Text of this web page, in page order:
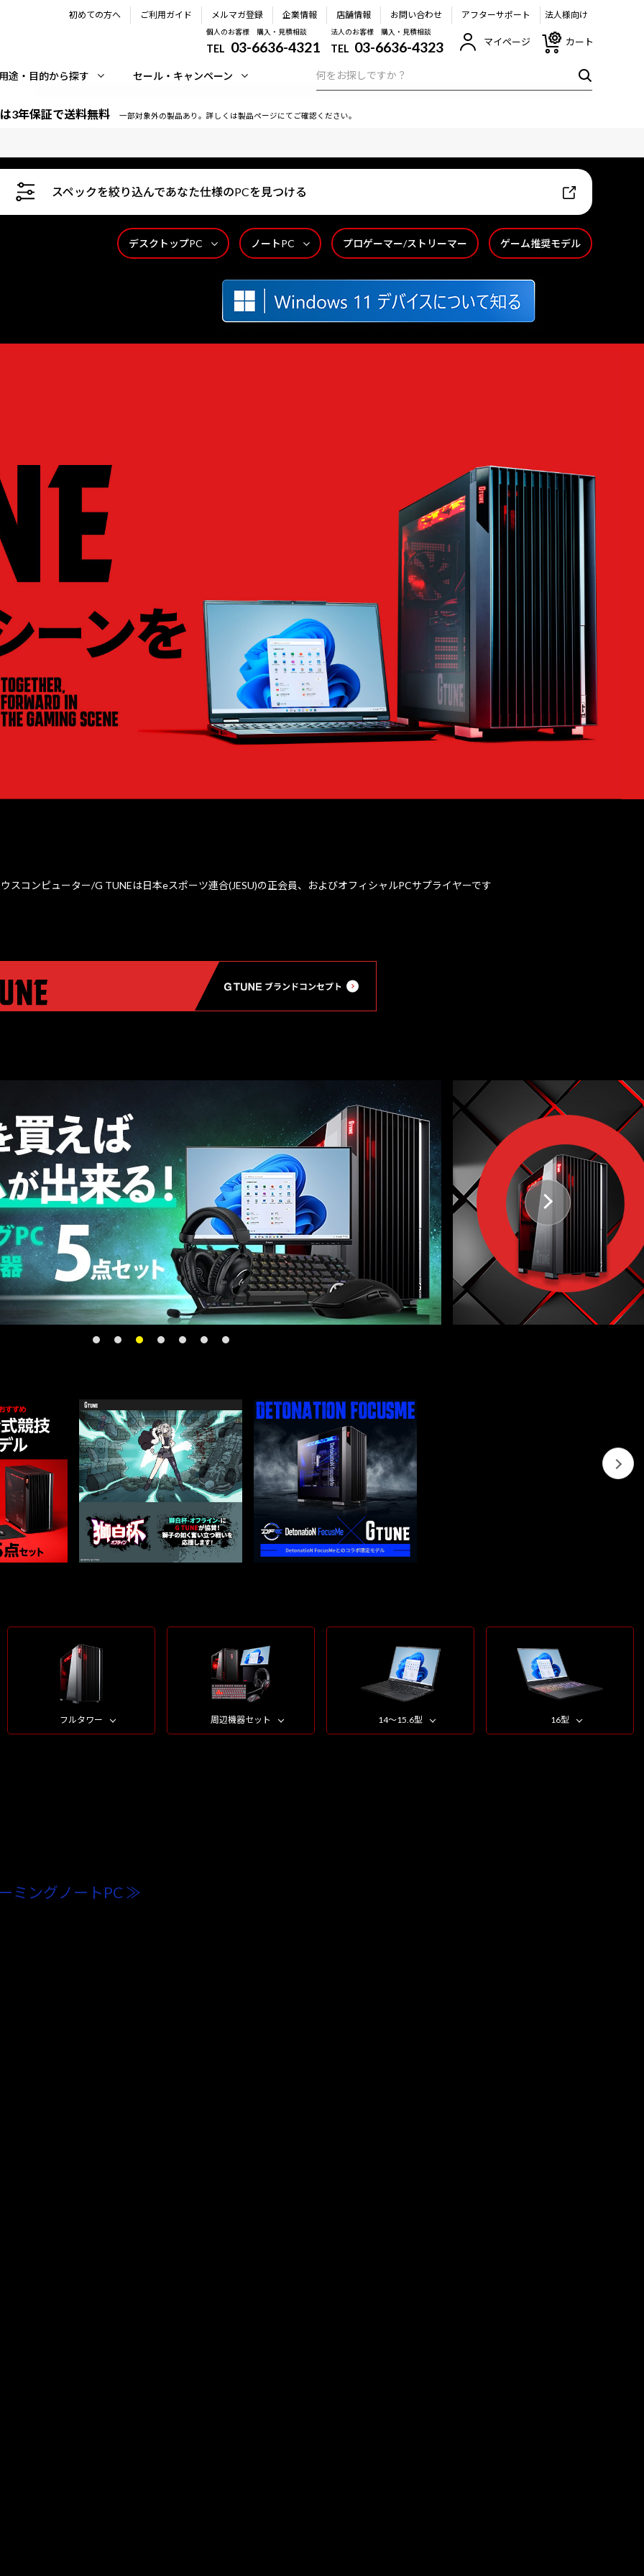
初めての方へ ご利用ガイド メルマガ登録 企業情報 店舗情報 お問い合わせ アフターサポート 法人様向け
個人のお客様 購入・見積相談
TEL 03-6636-4321
法人のお客様 購入・見積相談
TEL 03-6636-4323 マイページ カート
途・目的から探す セール・キャンペーン
3年保証で送料無料 一部対象外の製品あり。詳しくは製品ページにてご確認ください。
スペックを絞り込んであなた仕様のPCを見つける
デスクトップPC ノートPC プロゲーマー/ストリーマー ゲーム推奨モデル
スコンピューター/G TUNEは日本eスポーツ連合(JESU)の正会員、およびオフィシャルPCサプライヤーです
フルタワー 周辺機器セット 14～15.6型 16型
ミングノートPC ≫